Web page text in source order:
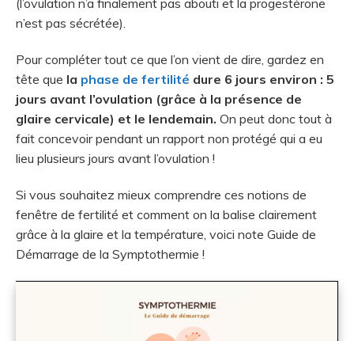
(l’ovulation n’a finalement pas abouti et la progestérone
n’est pas sécrétée).
Pour compléter tout ce que l’on vient de dire, gardez en
tête que la phase de fertilité dure 6 jours environ : 5
jours avant l’ovulation (grâce à la présence de
glaire cervicale) et le lendemain. On peut donc tout à
fait concevoir pendant un rapport non protégé qui a eu
lieu plusieurs jours avant l’ovulation !
Si vous souhaitez mieux comprendre ces notions de
fenêtre de fertilité et comment on la balise clairement
grâce à la glaire et la température, voici note Guide de
Démarrage de la Symptothermie !